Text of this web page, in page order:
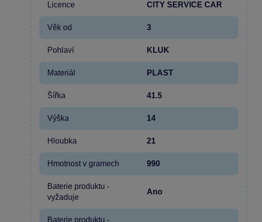
Licence CITY SERVICE CAR
Věk od 3
Pohlaví KLUK
Materiál PLAST
Šířka 41.5
Výška 14
Hloubka 21
Hmotnost v gramech 990
Baterie produktu -
vyžaduje
Ano
Baterie produktu -